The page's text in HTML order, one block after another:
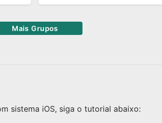
de ver
projeto segue o link do
permitido propagandas e
postagens sem vínculo ao
Mais Grupos
sistema iOS, siga o tutorial abaixo: